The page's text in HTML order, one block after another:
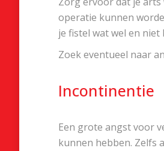
operatie kunnen
je fistel wat wel en
Zoek eventueel naar
Incontinentie
Een grote angst voor
kunnen hebben. Zelfs